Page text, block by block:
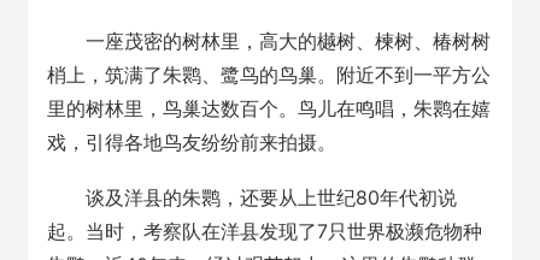
一座茂密的树林里，高大的樾树、楝树、椿树树
梢上，筑满了朱鹮、鹭鸟的鸟巢。附近不到一平方公
里的树林里，鸟巢达数百个。鸟儿在鸣唱，朱鹮在嬉
戏，引得各地鸟友纷纷前来拍摄。
谈及洋县的朱鹮，还要从上世纪80年代初说
起。当时，考察队在洋县发现了7只世界极濒危物种